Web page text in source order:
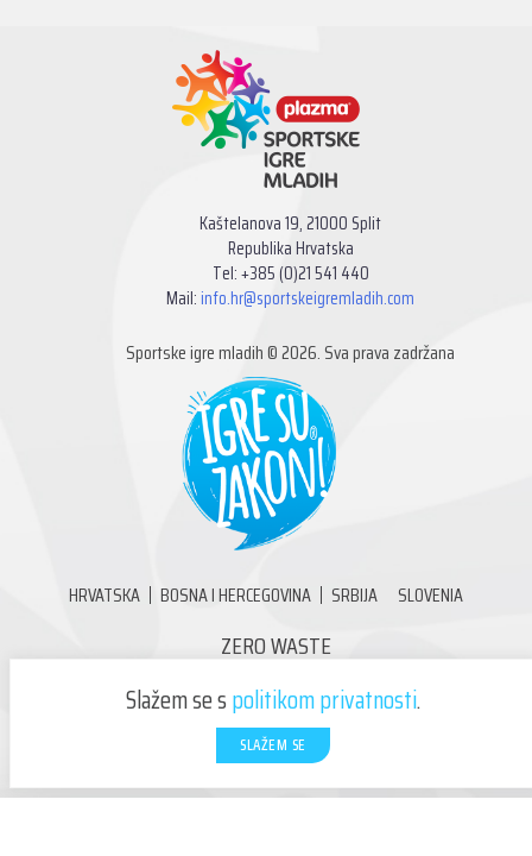
Kaštelanova 19, 21000 Split
Republika Hrvatska
Tel: +385 (0)21 541 440
Mail: info.hr@sportskeigremladih.com
Sportske igre mladih © 2026. Sva prava zadržana
HRVATSKA BOSNA I HERCEGOVINA SRBIJA SLOVENIA
ZERO WASTE
BUDI VOLONTER!
KONTAKT
Slažem se spolitikom privatnosti.
SLAŽEM SE